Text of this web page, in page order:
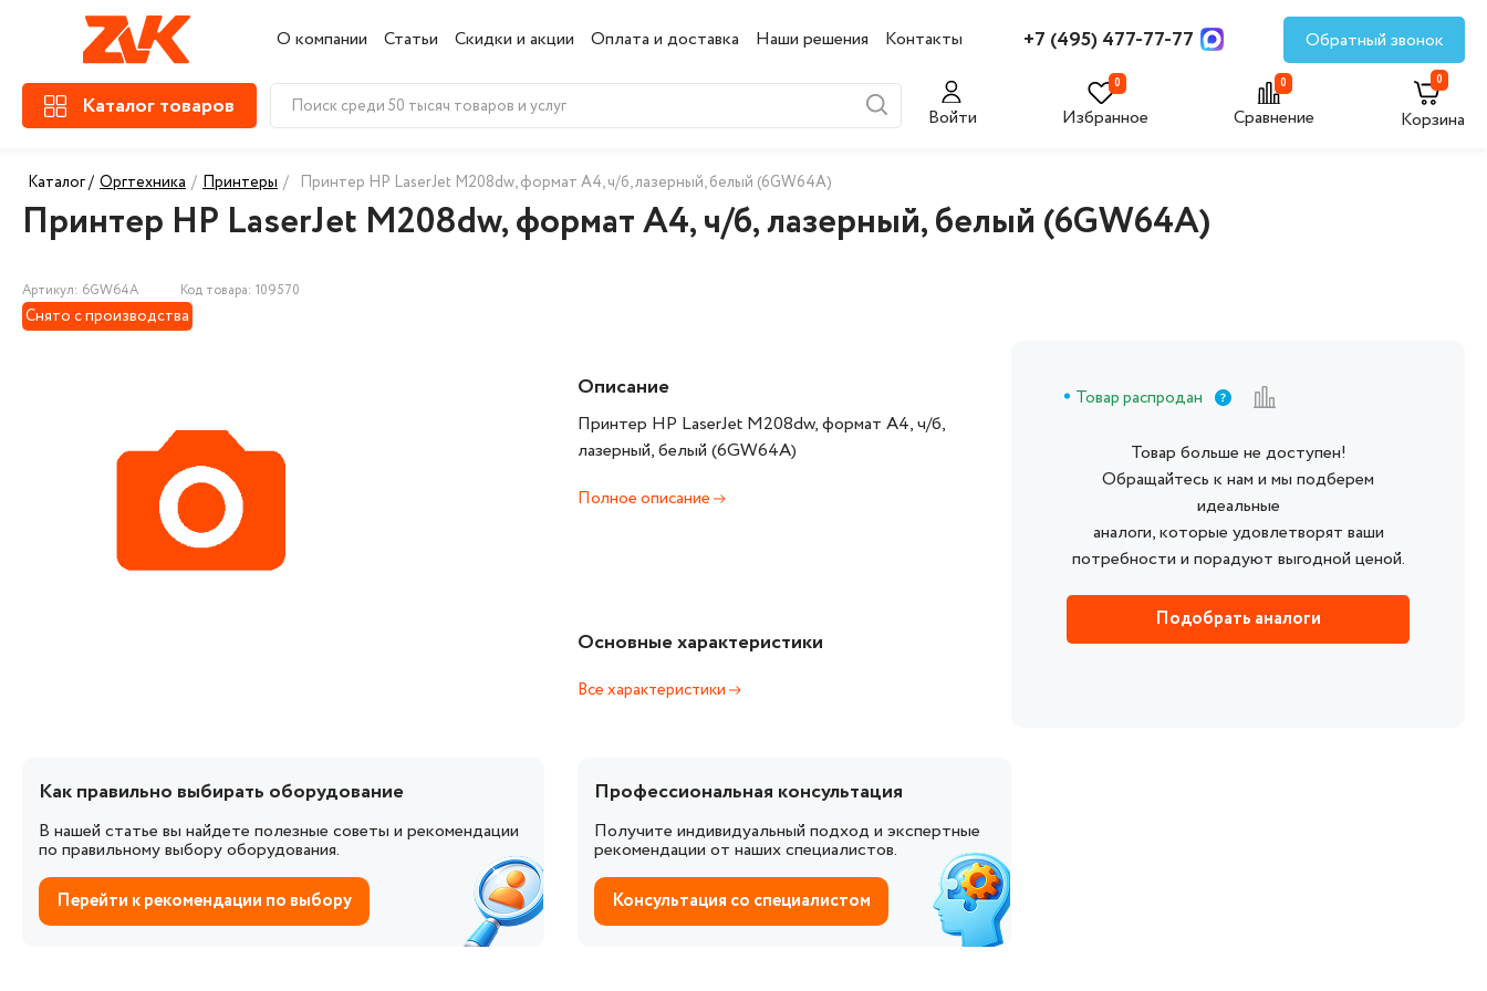
О компании Статьи Скидки и акции Оплата и доставка Наши решения Контакты +7 (495) 477-77-77 Обратный звонок
Каталог товаров Войти
0
Избранное
0
Сравнение
0
Корзина
Каталог / Оргтехника / Принтеры / Принтер HP LaserJet M208dw, формат А4, ч/б, лазерный, белый (6GW64A)
Принтер HP LaserJet M208dw, формат А4, ч/б, лазерный, белый (6GW64A)
Артикул: 6GW64A Код товара: 109570
Снято с производства
Описание
Принтер HP LaserJet M208dw, формат А4, ч/б,
лазерный, белый (6GW64A)
Полное описание
Основные характеристики
Все характеристики
Профессиональная консультация
Получите индивидуальный подход и экспертные
рекомендации от наших специалистов.
Консультация со специалистом
Как правильно выбирать оборудование
В нашей статье вы найдете полезные советы и рекомендации
по правильному выбору оборудования.
Перейти к рекомендации по выбору
Товар распродан
Товар больше не доступен!
Обращайтесь к нам и мы подберем
идеальные
аналоги, которые удовлетворят ваши
потребности и порадуют выгодной ценой.
Подобрать аналоги